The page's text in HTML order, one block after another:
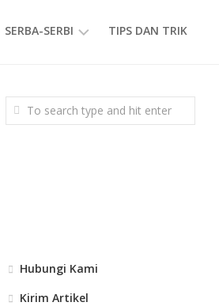
SERBA-SERBI
GAYA
HIDUP
TIPS DAN TRIK
Hubungi Kami
Kirim Artikel